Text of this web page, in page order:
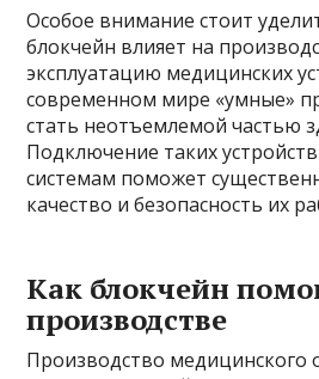
Особое внимание стоит
блокчейн влияет на
эксплуатацию медицинских
современном мире «умные»
стать неотъемлемой частью
Подключение таких
системам поможет
качество и безопасность их
Как блокчейн
производстве
Производство медицинского